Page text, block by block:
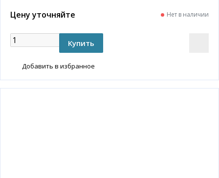
Цену уточняйте Нет в наличии
Добавить в избранное